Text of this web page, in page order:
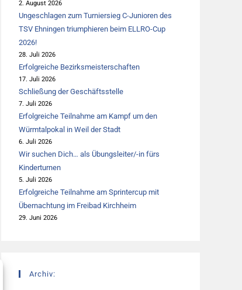
2. August 2026
Ungeschlagen zum Turniersieg C-Junioren des
TSV Ehningen triumphieren beim ELLRO-Cup
2026!
28. Juli 2026
Erfolgreiche Bezirksmeisterschaften
17. Juli 2026
Schließung der Geschäftsstelle
7. Juli 2026
Erfolgreiche Teilnahme am Kampf um den
Würmtalpokal in Weil der Stadt
6. Juli 2026
Wir suchen Dich… als Übungsleiter/-in fürs
Kinderturnen
5. Juli 2026
Erfolgreiche Teilnahme am Sprintercup mit
Übernachtung im Freibad Kirchheim
29. Juni 2026
Archiv: